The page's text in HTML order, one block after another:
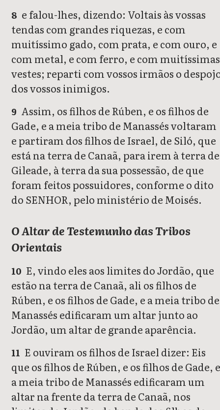
8 e falou-lhes, dizendo: Voltais às vossas
tendas com grandes riquezas, e com
muitíssimo gado, com prata, e com ouro, e
com metal, e com ferro, e com muitíssimas
vestes; reparti com vossos irmãos o
dos vossos inimigos.
9 Assim, os filhos de Rúben, e os filhos de
Gade, e a meia tribo de Manassés voltaram
e partiram dos filhos de Israel, de Siló, que
está na terra de Canaã, para irem à terra de
Gileade, à terra da sua possessão, de que
foram feitos possuidores, conforme o dito
do SENHOR, pelo ministério de Moisés.
O Altar de Testemunho das Tribos
Orientais
10 E, vindo eles aos limites do Jordão, que
estão na terra de Canaã, ali os filhos de
Rúben, e os filhos de Gade, e a meia tribo de
Manassés edificaram um altar junto ao
Jordão, um altar de grande aparência.
11 E ouviram os filhos de Israel dizer: Eis
que os filhos de Rúben, e os filhos de Gade, e
a meia tribo de Manassés edificaram um
altar na frente da terra de Canaã, nos